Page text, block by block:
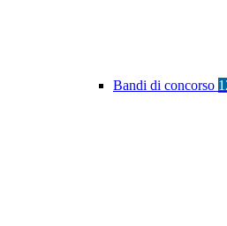
Bandi di concorso